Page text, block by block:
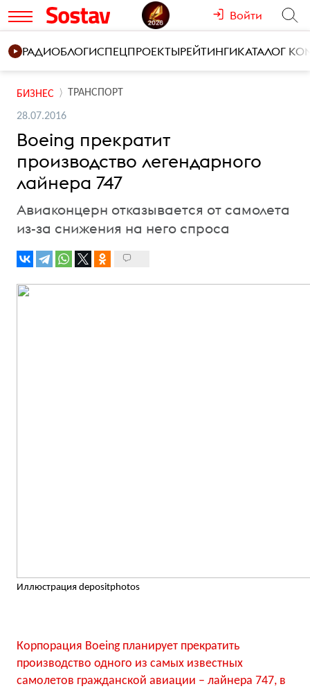
Войти
РАДИОБЛОГИСПЕЦПРОЕКТЫРЕЙТИНГИКАТАЛОГ
БИЗНЕС ТРАНСПОРТ
28.07.2016
Boeing прекратит
производство легендарного
лайнера 747
Авиаконцерн отказывается от самолета
из-за снижения на него спроса
Иллюстрация depositphotos
Корпорация Boeing планирует прекратить
производство одного из самых известных
самолетов гражданской авиации – лайнера 747, в